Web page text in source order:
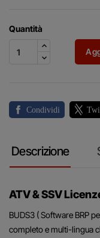
Quantità
Condividi
Descrizione
ATV & SSV
BUDS3 ( Software BRP
completo e multi-lingua